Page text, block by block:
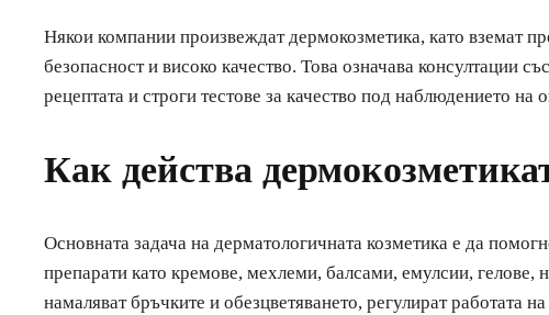
Някои компании произвеждат дермокозметика, като вземат
безопасност и високо качество. Това означава консултации
рецептата и строги тестове за качество под наблюдението на
Как действа
Основната задача на дерматологичната козметика е да
препарати като кремове, мехлеми, балсами, емулсии,
намаляват бръчките и обезцветяването, регулират работата